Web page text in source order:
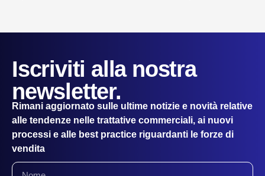
Iscriviti alla nostra
newsletter.
Rimani aggiornato sulle ultime notizie e novità relative
alle tendenze nelle trattative commerciali, ai nuovi
processi e alle best practice riguardanti le forze di
vendita